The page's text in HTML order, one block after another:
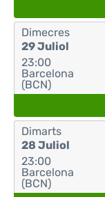
Dimecres
29 Juliol
23:00
Barcelona
(BCN)
Dimarts
28 Juliol
23:00
Barcelona
(BCN)